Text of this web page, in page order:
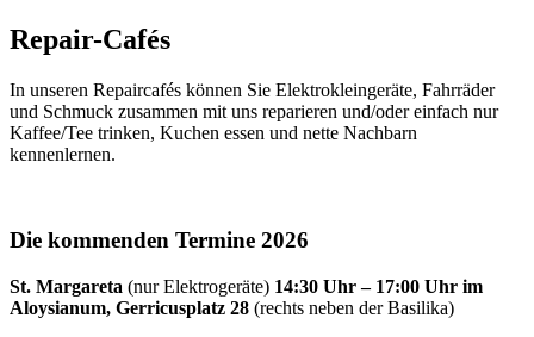
Repair-Cafés
In unseren Repaircafés können Sie Elektrokleingeräte, Fahrräder
und Schmuck zusammen mit uns reparieren und/oder einfach nur
Kaffee/Tee trinken, Kuchen essen und nette Nachbarn
kennenlernen.
Die kommenden Termine 2026
St. Margareta (nur Elektrogeräte) 14:30 Uhr – 17:00 Uhr im
Aloysianum, Gerricusplatz 28 (rechts neben der Basilika)